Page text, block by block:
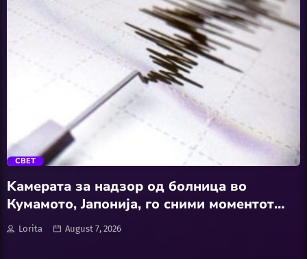
Фото / Видео
СВЕТ
Kамерата за надзор од болница во
Кумамото, Јапонија, го сними моментот
кога силен земјотрес со јачина од 7,1
степени ја затресе и операционата сала за
Lorita August 7, 2026